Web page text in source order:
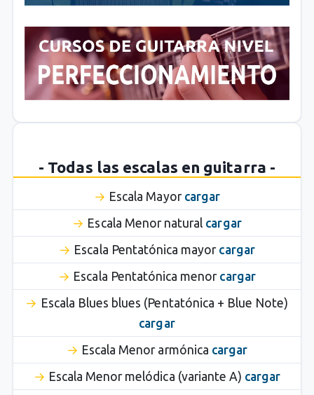
- Todas las escalas en guitarra -
Escala Mayor cargar
Escala Menor natural cargar
Escala Pentatónica mayor cargar
Escala Pentatónica menor cargar
Escala Blues blues (Pentatónica + Blue Note)
cargar
Escala Menor armónica cargar
Escala Menor melódica (variante A) cargar